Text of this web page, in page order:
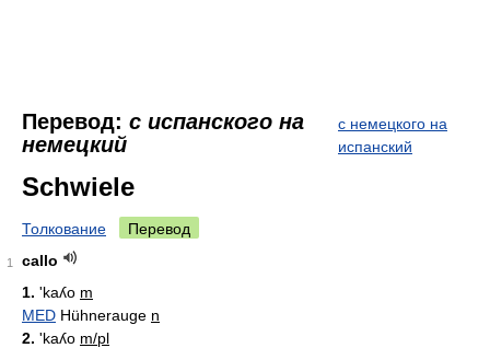
Перевод: с испанского на
немецкий
с немецкого на
испанский
Schwiele
Толкование Перевод
1
callo
1. 'kaʎo m
MED Hühnerauge n
2. 'kaʎo m/pl